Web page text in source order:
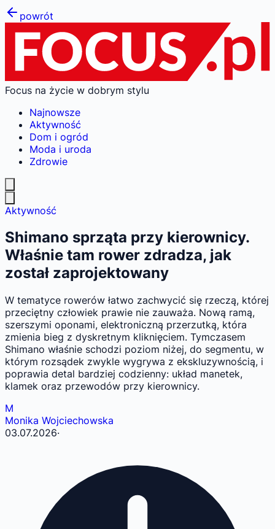
powrót
Focus na życie w dobrym stylu
Najnowsze
Aktywność
Dom i ogród
Moda i uroda
Zdrowie
Aktywność
Shimano sprząta przy kierownicy.
Właśnie tam rower zdradza, jak
został zaprojektowany
W tematyce rowerów łatwo zachwycić się rzeczą, której
przeciętny człowiek prawie nie zauważa. Nową ramą,
szerszymi oponami, elektroniczną przerzutką, która
zmienia bieg z dyskretnym kliknięciem. Tymczasem
Shimano właśnie schodzi poziom niżej, do segmentu, w
którym rozsądek zwykle wygrywa z ekskluzywnością, i
poprawia detal bardziej codzienny: układ manetek,
klamek oraz przewodów przy kierownicy.
M
Monika Wojciechowska
03.07.2026·